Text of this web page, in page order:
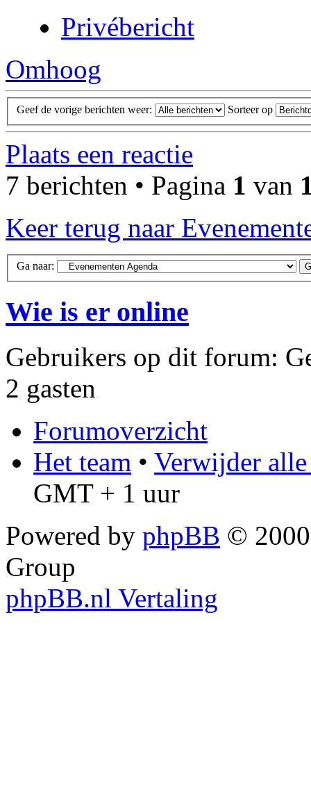
Privébericht
Omhoog
Geef de vorige berichten weer: Sorteer op
Plaats een reactie
7 berichten • Pagina 1 van
Keer terug naar
Ga naar:
Wie is er online
Gebruikers op dit forum:
2 gasten
Forumoverzicht
Het team • Verwijder
GMT + 1 uur
Powered by phpBB ©
Group
phpBB.nl Vertaling